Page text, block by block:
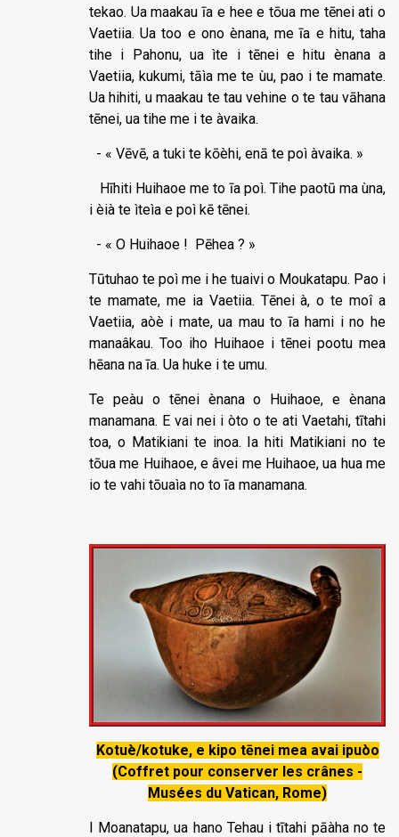
tekao. Ua maakau īa e hee e tōua me tēnei ati o
Vaetiia. Ua too e ono ènana, me īa e hitu, taha
tihe i Pahonu, ua ìte i tēnei e hitu ènana a
Vaetiia, kukumi, tāìa me te ùu, pao i te mamate.
Ua hihiti, u maakau te tau vehine o te tau vāhana
tēnei, ua tihe me i te àvaika.
- « Vēvē, a tuki te kōèhi, enā te poì àvaika. »
Hīhiti Huihaoe me to īa poì. Tihe paotū ma ùna,
i èià te ìteìa e poì kē tēnei.
- « O Huihaoe ! Pēhea ? »
Tūtuhao te poì me i he tuaivi o Moukatapu. Pao i
te mamate, me ia Vaetiia. Tēnei à, o te moî a
Vaetiia, aòè i mate, ua mau to īa hami i no he
manaâkau. Too iho Huihaoe i tēnei pootu mea
hēana na īa. Ua huke i te umu.
Te peàu o tēnei ènana o Huihaoe, e ènana
manamana. E vai nei i òto o te ati Vaetahi, tītahi
toa, o Matikiani te inoa. Ia hiti Matikiani no te
tōua me Huihaoe, e âvei me Huihaoe, ua hua me
io te vahi tōuaìa no to īa manamana.
Kotuè/kotuke, e kipo tēnei mea avai ipuòo
(Coffret pour conserver les crânes -
Musées du Vatican, Rome)
I Moanatapu, ua hano Tehau i tītahi pāàha no te